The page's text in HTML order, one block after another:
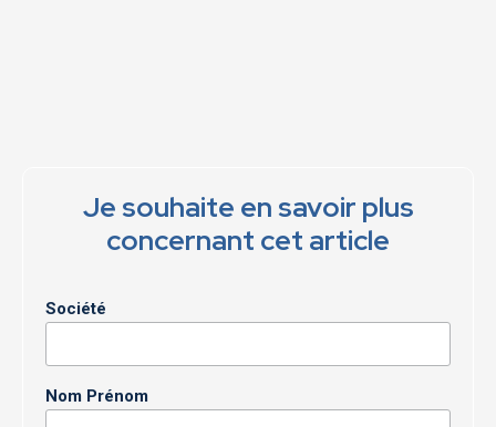
Je souhaite en savoir plus
concernant cet article
Société
Nom Prénom